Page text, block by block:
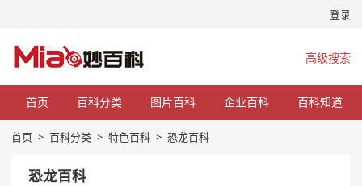
登录
高级搜索
首页 百科分类 图片百科 企业百科 百科知道
首页 > 百科分类 > 特色百科 > 恐龙百科
恐龙百科